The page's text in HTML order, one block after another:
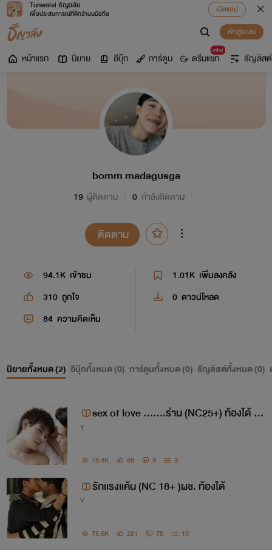
Tunwalai ธัญวลัย
เพื่อประสบการณ์ที่ดีกว่าบนมือถือ
เปิดแอป
เข้าสู่ระบบ
หน้าแรก นิยาย อีบุ๊ก การ์ตูน
มาใหม่
ดรีมแชท ธัญลิสต์
bomm madagusga
19 ผู้ติดตาม 0 กำลังติดตาม
ติดตาม
94.1K เข้าชม 1.01K เพิ่มลงคลัง
310 ถูกใจ 0 ดาวน์โหลด
84 ความคิดเห็น
นิยายทั้งหมด (2) อีบุ๊กทั้งหมด (0) การ์ตูนทั้งหมด (0) ธัญลิสต์ทั้งหมด (0)
sex of love .......ร่าน (NC25+) ท้องได้ k
Y
18.4K 89 9 3
รักเเรงเเค้น (NC 18+ )ผช. ท้องได้
Y
75.6K 221 75 13